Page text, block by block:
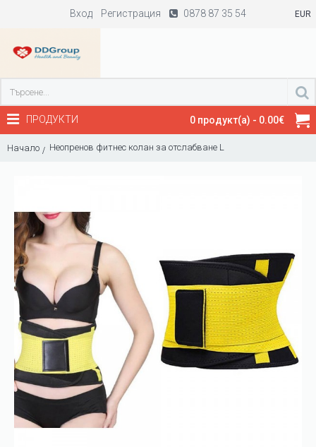
Вход Регистрация 0878 87 35 54 EUR
0 продукт(а) - 0.00€
ПРОДУКТИ
Начало Неопренов фитнес колан за отслабване L